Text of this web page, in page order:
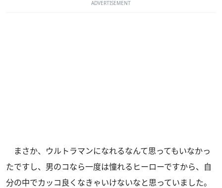
ADVERTISEMENT
まさか、ウルトラマンになれるなんて思ってもいなかっ
たですし、男のコなら一度は憧れるヒーローですから、自
分の中でカッコ良くなきゃいけないなと思っていました。